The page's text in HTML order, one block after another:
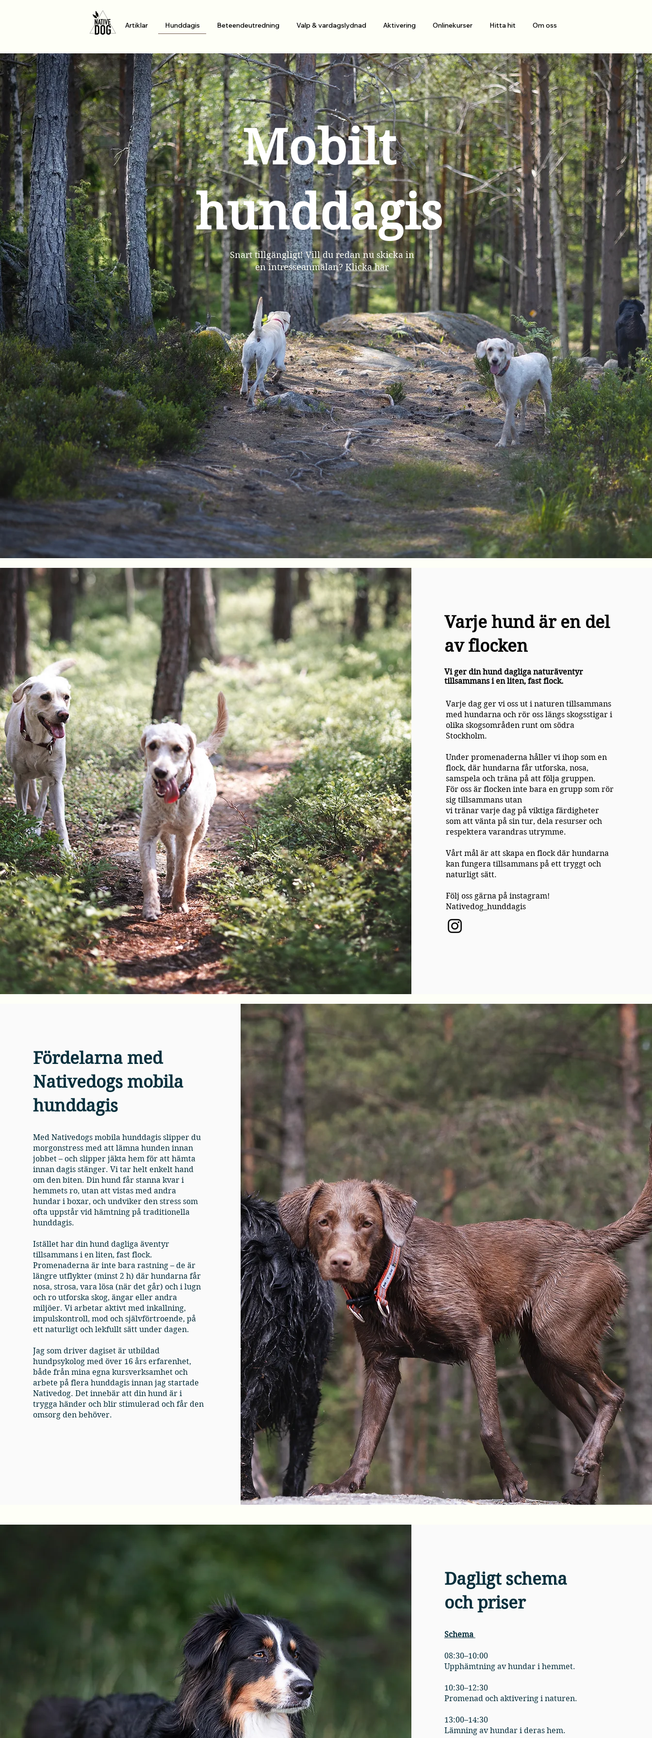
Artiklar Hunddagis Beteendeutredning Valp & vardagslydnad Aktivering Onlinekurser Hitta hit Om oss
Mobilt
hunddagis
Snart tillgängligt! Vill du redan nu skicka in
en intresseanmälan?Klicka här
Varje hund är en del
av flocken
Vi ger din hund dagliga naturäventyr
tillsammans i en liten, fast flock.
Varje dag ger vi oss ut i naturen tillsammans
med hundarna och rör oss längs skogsstigar i
olika skogsområden runt om södra
Stockholm.
Under promenaderna håller vi ihop som en
flock, där hundarna får utforska, nosa,
samspela och träna på att följa gruppen.
För oss är flocken inte bara en grupp som rör
sig tillsammans utan
vi tränar varje dag på viktiga färdigheter
som att vänta på sin tur, dela resurser och
respektera varandras utrymme.
Vårt mål är att skapa en flock där hundarna
kan fungera tillsammans på ett tryggt och
naturligt sätt.
Följ oss gärna på instagram!
Nativedog_hunddagis
Fördelarna med
Nativedogs mobila
hunddagis
Med Nativedogs mobila hunddagis slipper du
morgonstress med att lämna hunden innan
jobbet – och slipper jäkta hem för att hämta
innan dagis stänger. Vi tar helt enkelt hand
om den biten. Din hund får stanna kvar i
hemmets ro, utan att vistas med andra
hundar i boxar, och undviker den stress som
ofta uppstår vid hämtning på traditionella
hunddagis.
Istället har din hund dagliga äventyr
tillsammans i en liten, fast flock.
Promenaderna är inte bara rastning – de är
längre utflykter (minst 2 h) där hundarna får
nosa, strosa, vara lösa (när det går) och i lugn
och ro utforska skog, ängar eller andra
miljöer. Vi arbetar aktivt med inkallning,
impulskontroll, mod och självförtroende, på
ett naturligt och lekfullt sätt under dagen.
Jag som driver dagiset är utbildad
hundpsykolog med över 16 års erfarenhet,
både från mina egna kursverksamhet och
arbete på flera hunddagis innan jag startade
Nativedog. Det innebär att din hund är i
trygga händer och blir stimulerad och får den
omsorg den behöver.
Dagligt schema
och priser
Schema
08:30–10:00
Upphämtning av hundar i hemmet.
10:30–12:30
Promenad och aktivering i naturen.
13:00–14:30
Lämning av hundar i deras hem.